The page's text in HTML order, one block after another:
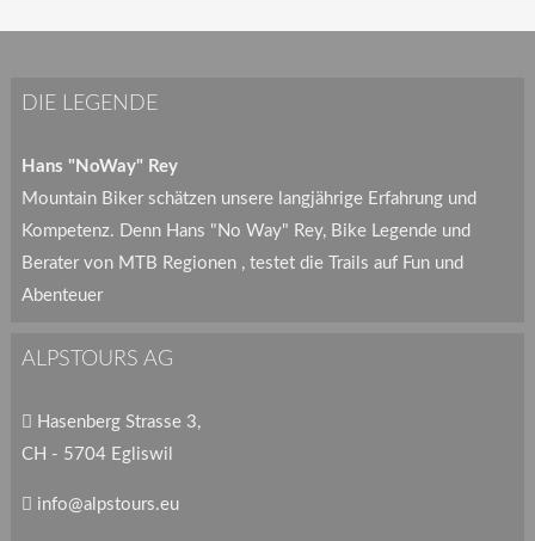
DIE LEGENDE
Hans "NoWay" Rey
Mountain Biker schätzen unsere langjährige Erfahrung und
Kompetenz. Denn Hans "No Way" Rey, Bike Legende und
Berater von MTB Regionen , testet die Trails auf Fun und
Abenteuer
ALPSTOURS AG
Hasenberg Strasse 3,
CH - 5704 Egliswil
info@alpstours.eu